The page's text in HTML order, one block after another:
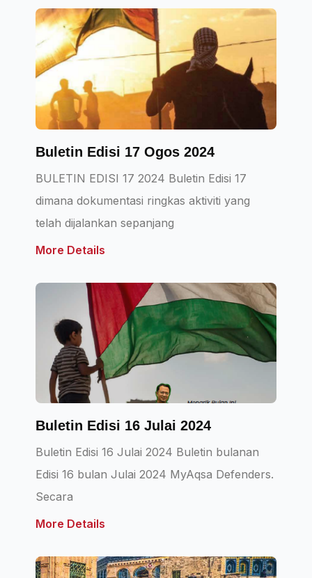
Buletin Edisi 17 Ogos 2024
BULETIN EDISI 17 2024 Buletin Edisi 17
dimana dokumentasi ringkas aktiviti yang
telah dijalankan sepanjang
More Details
Buletin Edisi 16 Julai 2024
Buletin Edisi 16 Julai 2024 Buletin bulanan
Edisi 16 bulan Julai 2024 MyAqsa Defenders.
Secara
More Details